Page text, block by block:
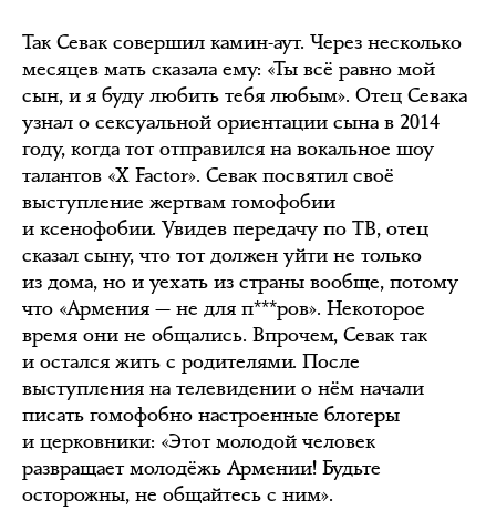
Так Севак совершил камин-аут. Через несколько
месяцев мать сказала ему: «Ты всё равно мой
сын, и я буду любить тебя любым». Отец Севака
узнал о сексуальной ориентации сына в 2014
году, когда тот отправился на вокальное шоу
талантов «X Factor». Севак посвятил своё
выступление жертвам гомофобии
и ксенофобии. Увидев передачу по ТВ, отец
сказал сыну, что тот должен уйти не только
из дома, но и уехать из страны вообще, потому
что «Армения — не для п***ров». Некоторое
время они не общались. Впрочем, Севак так
и остался жить с родителями. После
выступления на телевидении о нём начали
писать гомофобно настроенные блогеры
и церковники: «Этот молодой человек
развращает молодёжь Армении! Будьте
осторожны, не общайтесь с ним».